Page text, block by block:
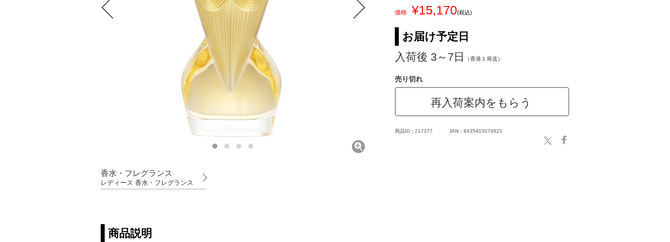
香水・フレグランス
レディース 香水・フレグランス
価格 ¥15,170(税込)
お届け予定日
入荷後 3～7日
（香港１発送）
売り切れ
再入荷案内をもらう
商品ID：217377 JAN：8435415076821
商品説明